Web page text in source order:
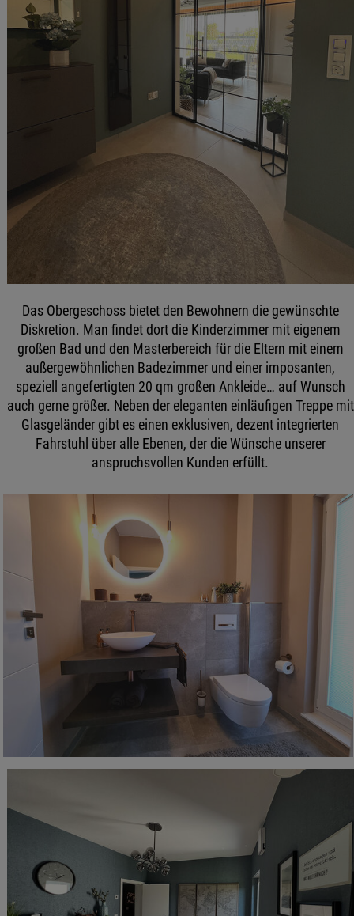
Das Obergeschoss bietet den Bewohnern die gewünschte
Diskretion. Man findet dort die Kinderzimmer mit eigenem
großen Bad und den Masterbereich für die Eltern mit einem
außergewöhnlichen Badezimmer und einer imposanten,
speziell angefertigten 20 qm großen Ankleide… auf Wunsch
auch gerne größer. Neben der eleganten einläufigen Treppe mit
Glasgeländer gibt es einen exklusiven, dezent integrierten
Fahrstuhl über alle Ebenen, der die Wünsche unserer
anspruchsvollen Kunden erfüllt.